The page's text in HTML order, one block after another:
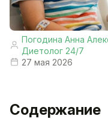
Погодина Анна
Диетолог 24/7
27 мая 2026
Содержание